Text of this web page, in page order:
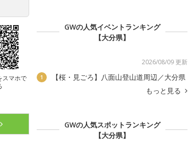
スマホで
GWの人気イベントランキング
【大分県】
2026/08/09 更新
1
【桜・見ごろ】八面山登山道周辺／大分県
もっと見る
GWの人気スポットランキング
【大分県】